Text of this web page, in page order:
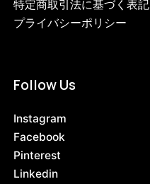
特定商取引法に基づく表記
プライバシーポリシー
Follow Us
Instagram
Facebook
Pinterest
Linkedin